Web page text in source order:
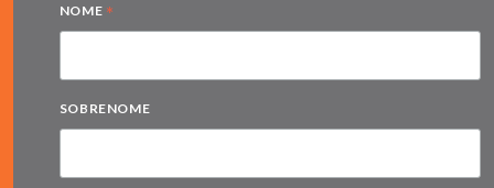
NOME *
SOBRENOME